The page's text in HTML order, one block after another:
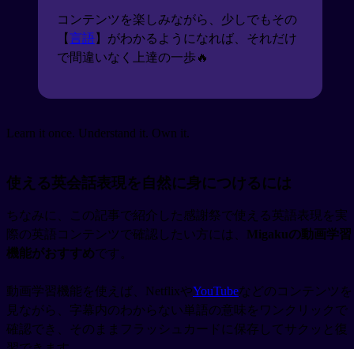
コンテンツを楽しみながら、少しでもその
【言語】がわかるようになれば、それだけ
で間違いなく上達の一歩🔥
Learn it once. Understand it. Own it.
使える英会話表現を自然に身につけるには
ちなみに、この記事で紹介した感謝祭で使える英語表現を実
際の英語コンテンツで確認したい方には、 Migakuの動画学習
機能がおすすめです。
動画学習機能を使えば、NetflixやYouTubeなどのコンテンツを
見ながら、字幕内のわからない単語の意味をワンクリックで
確認でき、そのままフラッシュカードに保存してサクッと復